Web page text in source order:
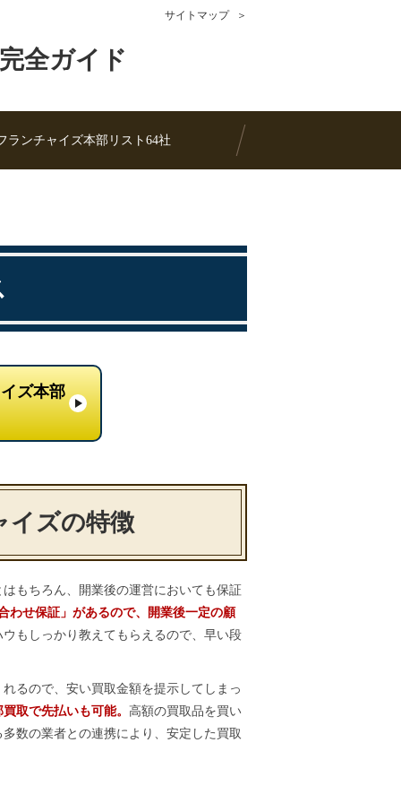
全ガイド
サイトマップ
ランチャイズ本部リスト64社
ズ本部
イズの特徴
もちろん、開業後の運営においても保証
わせ保証」があるので、開業後一定の顧
もしっかり教えてもらえるので、早い段
るので、安い買取金額を提示してしまっ
取で先払いも可能。 高額の買取品を買い
数の業者との連携により、安定した買取